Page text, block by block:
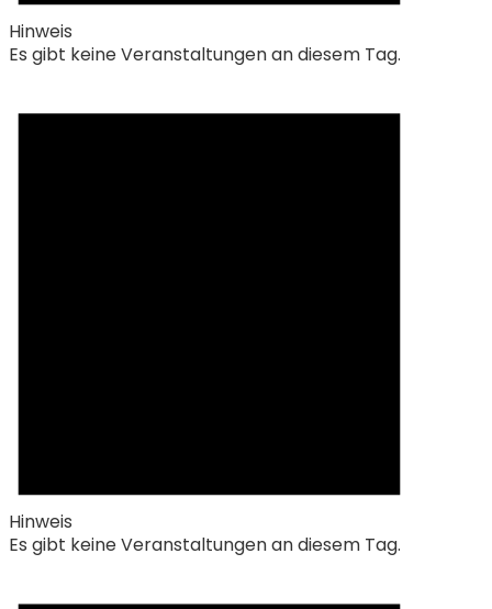
Hinweis
Es gibt keine Veranstaltungen an diesem Tag.
Hinweis
Es gibt keine Veranstaltungen an diesem Tag.